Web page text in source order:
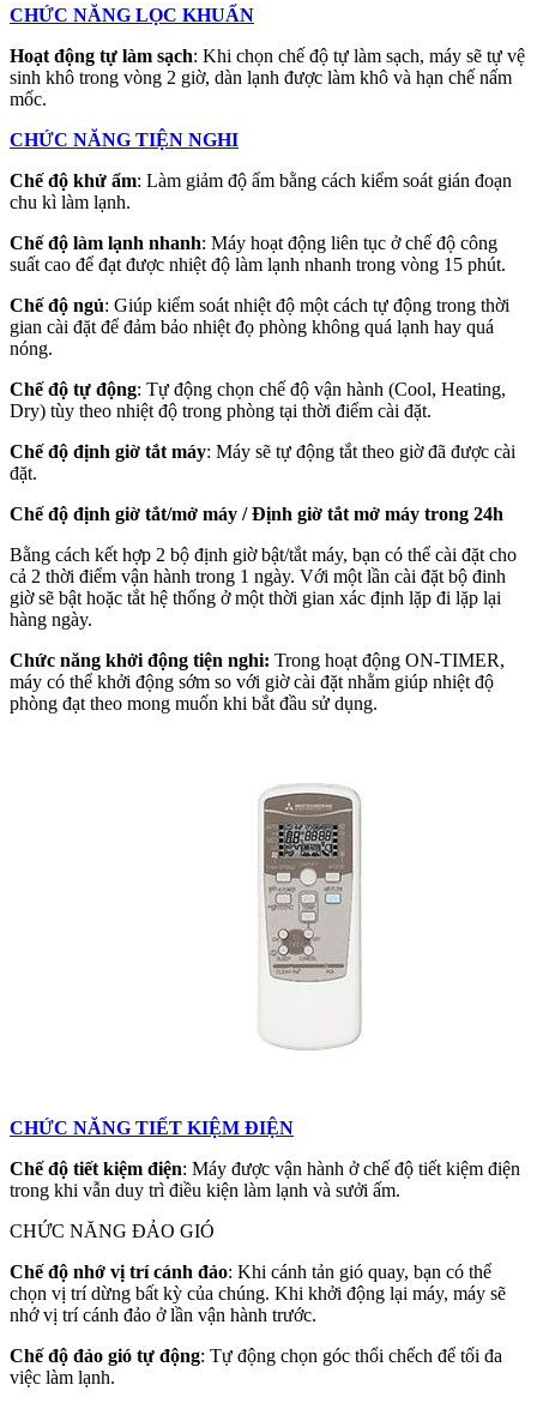
CHỨC NĂNG LỌC KHUẨN
Hoạt động tự làm sạch: Khi chọn chế độ tự làm sạch, máy sẽ tự vệ
sinh khô trong vòng 2 giờ, dàn lạnh được làm khô và hạn chế nấm
mốc.
CHỨC NĂNG TIỆN NGHI
Chế độ khử ẩm: Làm giảm độ ẩm bằng cách kiểm soát gián đoạn
chu kì làm lạnh.
Chế độ làm lạnh nhanh: Máy hoạt động liên tục ở chế độ công
suất cao để đạt được nhiệt độ làm lạnh nhanh trong vòng 15 phút.
Chế độ ngủ: Giúp kiểm soát nhiệt độ một cách tự động trong thời
gian cài đặt để đảm bảo nhiệt đọ phòng không quá lạnh hay quá
nóng.
Chế độ tự động: Tự động chọn chế độ vận hành (Cool, Heating,
Dry) tùy theo nhiệt độ trong phòng tại thời điểm cài đặt.
Chế độ định giờ tắt máy: Máy sẽ tự động tắt theo giờ đã được cài
đặt.
Chế độ định giờ tắt/mở máy / Định giờ tắt mở máy trong 24h
Bằng cách kết hợp 2 bộ định giờ bật/tắt máy, bạn có thể cài đặt cho
cả 2 thời điểm vận hành trong 1 ngày. Với một lần cài đặt bộ đinh
giờ sẽ bật hoặc tắt hệ thống ở một thời gian xác định lặp đi lặp lại
hàng ngày.
Chức năng khởi động tiện nghi: Trong hoạt động ON-TIMER,
máy có thể khởi động sớm so với giờ cài đặt nhằm giúp nhiệt độ
phòng đạt theo mong muốn khi bắt đầu sử dụng.
CHỨC NĂNG TIẾT KIỆM ĐIỆN
Chế độ tiết kiệm điện: Máy được vận hành ở chế độ tiết kiệm điện
trong khi vẫn duy trì điều kiện làm lạnh và sưởi ấm.
CHỨC NĂNG ĐẢO GIÓ
Chế độ nhớ vị trí cánh đảo: Khi cánh tản gió quay, bạn có thể
chọn vị trí dừng bất kỳ của chúng. Khi khởi động lại máy, máy sẽ
nhớ vị trí cánh đảo ở lần vận hành trước.
Chế độ đảo gió tự động: Tự động chọn góc thổi chếch để tối đa
việc làm lạnh.